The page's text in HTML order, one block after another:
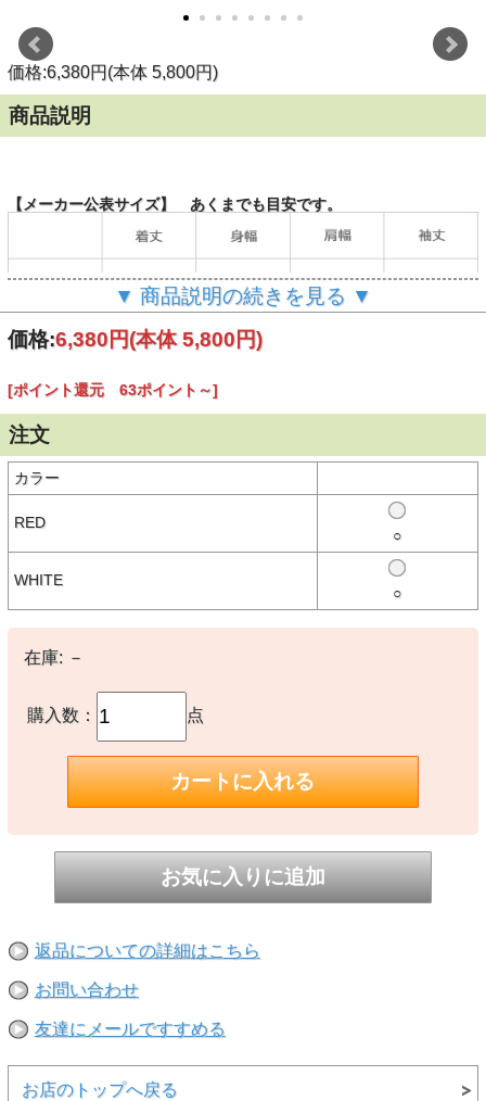
価格:6,380円(本体 5,800円)
商品説明
【メーカー公表サイズ】 あくまでも目安です。
（単位：cm）
【商品説明】
1970年代よりフレンチマリンの老舗ニットメーカーとしてボーダー
ニットアイテムをメインに展開した「Tricomer」。
そんな老舗メーカーが現代のエッセンスを加えたデイリーウェアを展
開。
VOYAGE(旅)をテーマにパリの街を旅する旅行の雑誌の表紙やキャッ
チフレーズをデザインしたシリーズ。 Ciel=空 / Seine=セーヌ川 /
Vacances=休日。パリ観光のキャッチフレーズをデザインしたTシャ
Vintage Wash加工を施しています。
○本体：綿100％
【生産国】
【備考】
○ヴィンテージウォッシュ加工が施されており、色味やサイズに若干
の個体差がありますので予めご了承ください。
※撮影時の環境やご使用のPCモニター等の環境により実際の色味と
※当店取扱い商品は一部店頭在庫と共有をしております。
ご注文時に「在庫あり」の表示でも、実際は売り違いにより欠品が発
生し、やむをえずご注文をキャンセルさせていただく場合がございま
▼ 商品説明の続きを見る ▼
価格:6,380円(本体 5,800円)
[ポイント還元 63ポイント～]
注文
カラー
RED
○
WHITE
○
在庫: －
購入数： 点
返品についての詳細はこちら
お問い合わせ
友達にメールですすめる
お店のトップへ戻る